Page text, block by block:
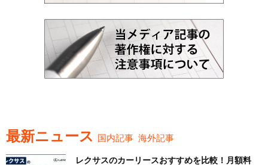
最新ニュース 国内記事 海外記事
レクサスのカーリースおすすめを比較！月額料